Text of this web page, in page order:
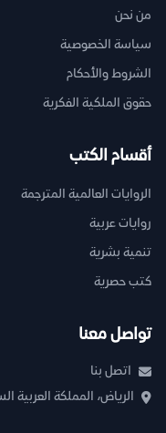
من نحن
سياسة الخصوصية
الشروط والأحكام
حقوق الملكية الفكرية
أقسام الكتب
الروايات العالمية المترجمة
روايات عربية
تنمية بشرية
كتب حصرية
تواصل معنا
اتصل بنا
الرياض، المملكة العربية